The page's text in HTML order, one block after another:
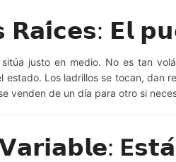
𝗥𝗮𝗶́𝗰𝗲𝘀: 𝗘𝗹
justo en medio. No es tan
estado. Los ladrillos se tocan, dan
venden de un día para otro si
E